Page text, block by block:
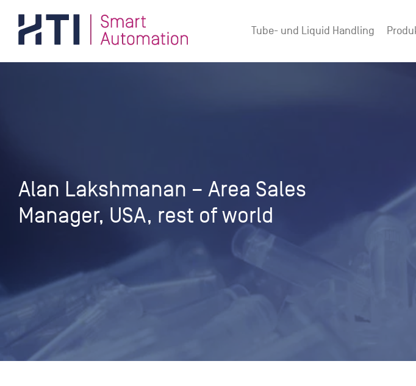
Inhalt
springen
Tube- und Liquid Handling
Alan Lakshmanan – Area Sales
Manager, USA, rest of world